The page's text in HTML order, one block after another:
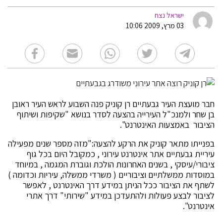
ישראל נצח
03 מרץ, 2009 10:06
חבר מועצת העיר גבעתיים רן קוניק פנה השבוע לראש העיר ראובן
בן שחר ולמנכ"ל העירייה בהצעה לסדר בנושא "שקיפות ושיתוף
הציבור באמצעות האינטרנט".
בפנייתו מתאר קוניק את הרקע להצעה:"מזה מספר שנים מפעילה
עיריית גבעתיים אתר אינטרנט עירוני , כמקובל היום בכל גוף
ציבורי/עיסקי , בשנים האחרונות הולכת וגוברת המגמה , במיוחד
במוסדות ממשלתיים וציבוריים ( משרדי ממשלה, עיריות וכדומה )
לשתף את הציבור ככל הניתן במידע דרך האינטרנט , לאפשר
לציבור לבצע פעולות ולהתעדכן במידע "שירותי" דרך אתרי
אינטרנט".